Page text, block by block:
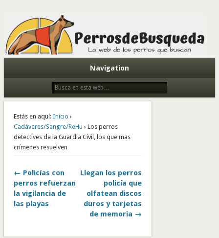
Todo sobre perros de búsqueda y detectores
Navigation
Estás en aquí: Inicio ›
Cadáveres/Sangre/ReHu › Los perros
detectives de la Guardia Civil, los que mas
crímenes resuelven
← Policías con
perros refuerzan
la vigilancia de
las playas
Llegan los perros
policía que
olfatean discos
duros y tarjetas
de memoria →